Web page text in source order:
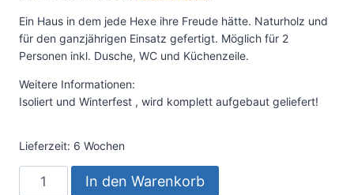
Ein Haus in dem jede Hexe ihre Freude hätte. Naturholz und
für den ganzjährigen Einsatz gefertigt. Möglich für 2
Personen inkl. Dusche, WC und Küchenzeile.
Weitere Informationen:
Isoliert und Winterfest , wird komplett aufgebaut geliefert!
Lieferzeit: 6 Wochen
In den Warenkorb